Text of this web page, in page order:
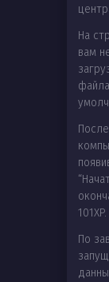
На
вам
101XP.
По